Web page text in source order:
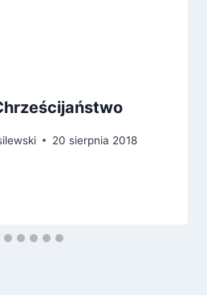
20 sierpnia 2018